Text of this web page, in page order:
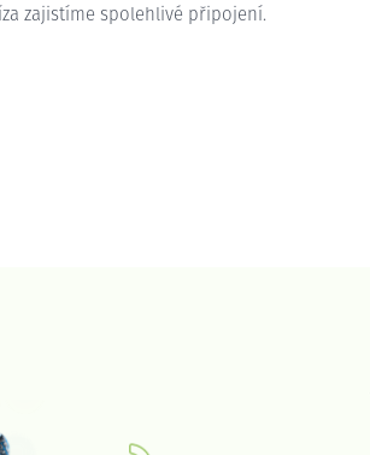
zajistíme spolehlivé připojení.